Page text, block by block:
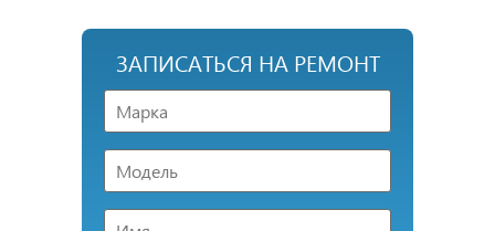
ЗАПИСАТЬСЯ НА РЕМОНТ